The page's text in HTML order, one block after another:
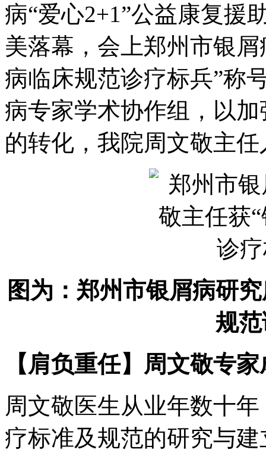
病“爱心2+1”公益康复援
美落幕，会上郑州市银
病临床规范诊疗标兵”称
病专家学术协作组，以
的转化，我院周文敬主
图为：郑州市银屑病研
规
【肩负重任】周文敬专
周文敬医生从业年数十
疗标准及规范的研究与